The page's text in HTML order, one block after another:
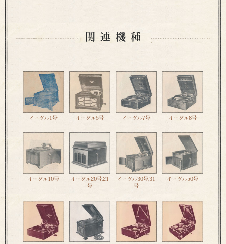
関連機種
イーグル1号 イーグル5号 イーグル7号 イーグル8号
イーグル10号
イーグル20号,21
号
イーグル30号,31
号
イーグル50号